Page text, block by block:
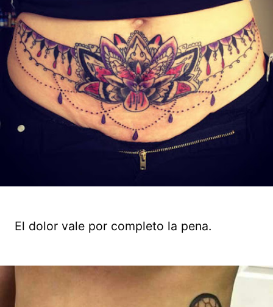
El dolor vale por completo la pena.